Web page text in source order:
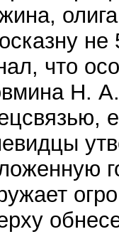
что
Н.